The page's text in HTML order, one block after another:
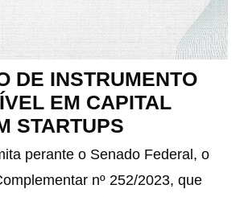
DE INSTRUMENTO
EM CAPITAL
STARTUPS
perante o Senado Federal, o
nº 252/2023, que